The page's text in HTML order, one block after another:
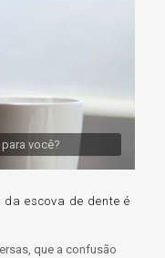
você?
escova de dente é
que a confusão